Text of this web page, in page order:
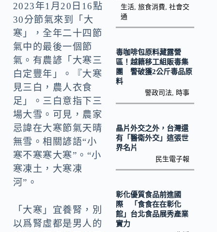
b
o
o
k
p
y
Li
n
k
2023年1月20日16點
30分節氣來到「大
寒」，全年二十四節
氣中的最後一個節
氣。有農諺「大寒三
白定豐年」。『大寒
見三白，農人衣食
足」。三白意指下三
場大雪。可見，農家
忌諱在大寒節氣天晴
無雪。相關諺語“小
寒不寒寒大寒”。“小
寒凍土，大寒凍
河”。
「大寒」宜養腎，別
以爲腎虛都是男人的
生活, 旅食消費 社會交
通
毒咖啡包原料藏露營
區！越籍移工組販毒集
團 警破獲2公斤毒品原
料
警政司法 時事
晶片外交之外，台灣還
有「醫衛外交」這張世
界名片
民生電子報
彰化優質食品前進國
際 「食食在在彰化
館」台北食品展秀產業
實力